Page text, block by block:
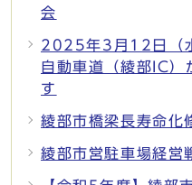
会
2025年3月12日（
自動車道（綾部IC）
す
綾部市橋梁長寿命化
綾部市営駐車場経営